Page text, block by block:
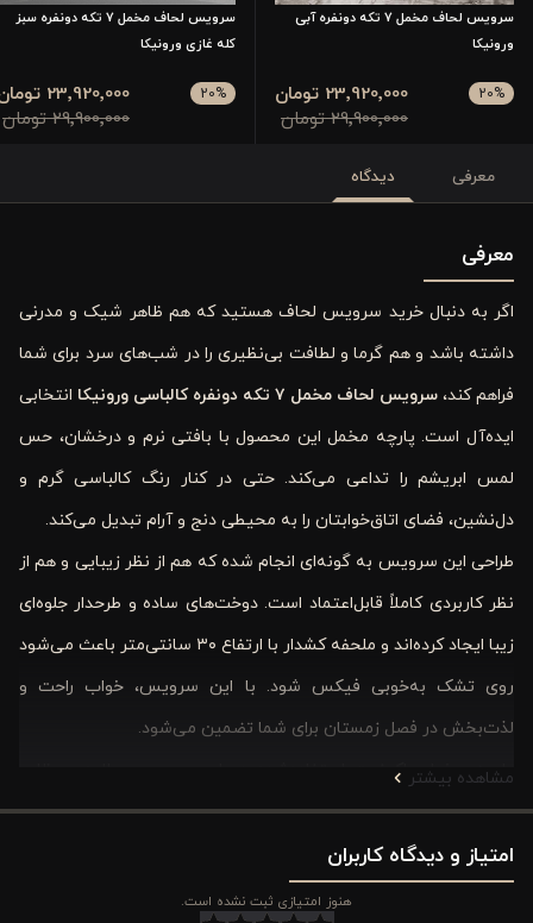
سرویس لحاف مخمل 7 تکه دونفره آبی
ورونیکا
20%
29٬900٬000 تومان
23٬920٬000 تومان
سرویس لحاف مخمل 7 تکه دونفره سبز
کله غازی ورونیکا
20%
29٬900٬000 تومان
23٬920٬000 تومان
معرفی دیدگاه
معرفی
اگر به دنبال خرید سرویس لحاف هستید که هم ظاهر شیک و مدرنی
داشته باشد و هم گرما و لطافت بی‌نظیری را در شب‌های سرد برای شما
فراهم کند، سرویس لحاف مخمل ۷ تکه دونفره کالباسی ورونیکا
انتخابی
ایده‌آل است. پارچه مخمل این محصول با بافتی نرم و درخشان، حس
لمس ابریشم را تداعی می‌کند. حتی در کنار رنگ کالباسی گرم و
دل‌نشین، فضای اتاق‌خوابتان را به محیطی دنج و آرام تبدیل می‌کند.
طراحی این سرویس به گونه‌ای انجام شده که هم از نظر زیبایی و هم از
نظر کاربردی کاملاً قابل‌اعتماد است. دوخت‌های ساده و طرحدار جلوه‌ای
زیبا ایجاد کرده‌اند و ملحفه کشدار با ارتفاع ۳۰ سانتی‌متر باعث می‌شود
روی تشک به‌خوبی فیکس شود. با این سرویس، خواب راحت و
لذت‌بخش در فصل زمستان برای شما تضمین می‌شود.
پارچه مخمل باکیفیت استفاده‌شده در این سرویس علاوه بر ظاهر
جذاب، مقاومت خوبی در برابر شستشو و استفاده روزمره دارد. این نوع
پارچه به دلیل بافت فشرده، گرمای مطلوبی را حفظ می‌کند و برای فصل
زمستان یا محیط‌های سرد گزینه‌ای مناسب است.
مشاهده بیشتر
امتیاز و دیدگاه کاربران
هنوز امتیازی ثبت نشده است.